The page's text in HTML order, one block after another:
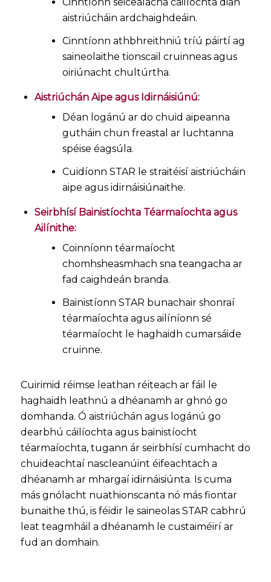
aistriúcháin ardchaighdeáin.
Cinntíonn athbhreithniú tríú páirtí ag
saineolaithe tionscail cruinneas agus
oiriúnacht chultúrtha.
Aistriúchán Aipe agus Idirnáisiúnú:
Déan logánú ar do chuid aipeanna
gutháin chun freastal ar luchtanna
spéise éagsúla.
Cuidíonn STAR le straitéisí aistriúcháin
aipe agus idirnáisiúnaithe.
Seirbhísí Bainistíochta Téarmaíochta agus
Ailínithe:
Coinníonn téarmaíocht
chomhsheasmhach sna teangacha ar
fad caighdeán branda.
Bainistíonn STAR bunachair shonraí
téarmaíochta agus ailíníonn sé
téarmaíocht le haghaidh cumarsáide
cruinne.
Cuirimid réimse leathan réiteach ar fáil le
haghaidh leathnú a dhéanamh ar ghnó go
domhanda. Ó aistriúchán agus logánú go
dearbhú cáilíochta agus bainistíocht
téarmaíochta, tugann ár seirbhísí cumhacht do
chuideachtaí nascleanúint éifeachtach a
dhéanamh ar mhargaí idirnáisiúnta. Is cuma
más gnólacht nuathionscanta nó más fiontar
bunaithe thú, is féidir le saineolas STAR cabhrú
leat teagmháil a dhéanamh le custaiméirí ar
fud an domhain.